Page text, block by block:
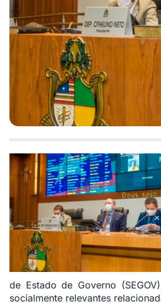
de Estado de Governo
socialmente relevantes